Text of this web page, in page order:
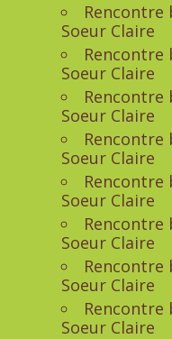
Rencontre
Soeur Claire
Rencontre
Soeur Claire
Rencontre
Soeur Claire
Rencontre
Soeur Claire
Rencontre
Soeur Claire
Rencontre
Soeur Claire
Rencontre
Soeur Claire
Rencontre
Soeur Claire